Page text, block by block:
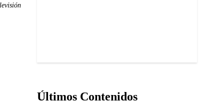
Últimos Contenidos